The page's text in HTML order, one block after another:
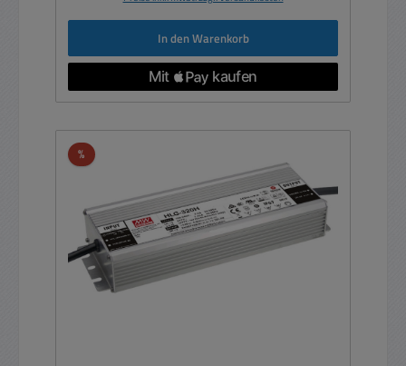
In den Warenkorb
%Rabatt